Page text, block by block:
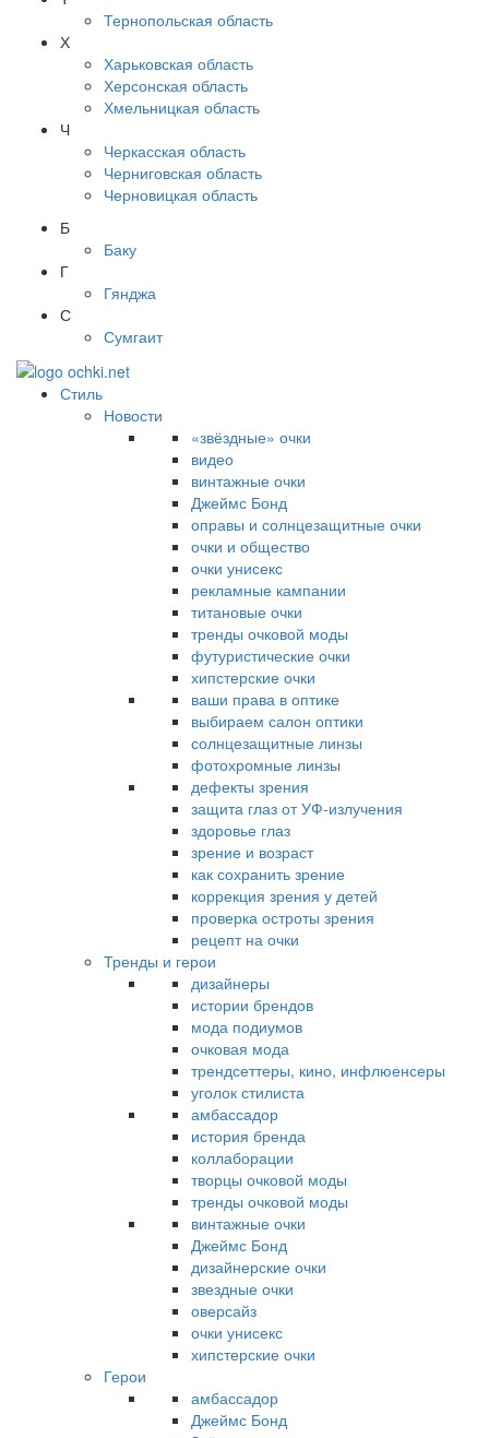
Тернопольская область
Х
Харьковская область
Херсонская область
Хмельницкая область
Ч
Черкасская область
Черниговская область
Черновицкая область
Б
Баку
Г
Гянджа
С
Сумгаит
Стиль
Новости
«звёздные» очки
видео
винтажные очки
Джеймс Бонд
оправы и солнцезащитные очки
очки и общество
очки унисекс
рекламные кампании
титановые очки
тренды очковой моды
футуристические очки
хипстерские очки
ваши права в оптике
выбираем салон оптики
солнцезащитные линзы
фотохромные линзы
дефекты зрения
защита глаз от УФ-излучения
здоровье глаз
зрение и возраст
как сохранить зрение
коррекция зрения у детей
проверка остроты зрения
рецепт на очки
Тренды и герои
дизайнеры
истории брендов
мода подиумов
очковая мода
трендсеттеры, кино, инфлюенсеры
уголок стилиста
амбассадор
история бренда
коллаборации
творцы очковой моды
тренды очковой моды
винтажные очки
Джеймс Бонд
дизайнерские очки
звездные очки
оверсайз
очки унисекс
хипстерские очки
Герои
амбассадор
Джеймс Бонд